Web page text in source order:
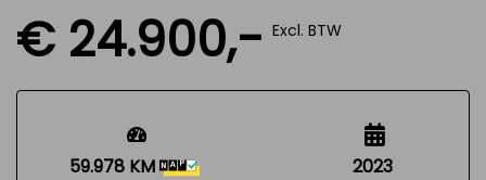
€ 24.900,- Excl. BTW
59.978 KM
2023